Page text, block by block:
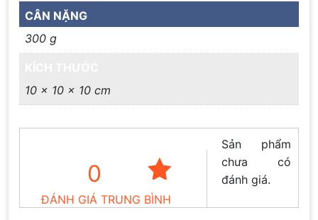
CÂN NẶNG
300 g
10 × 10 × 10 cm
0
ĐÁNH GIÁ TRUNG BÌNH
Sản phẩm
chưa có
đánh giá.